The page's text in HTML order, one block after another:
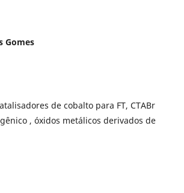
Gomes
de cobalto para FT, CTABr
, óxidos metálicos derivados de